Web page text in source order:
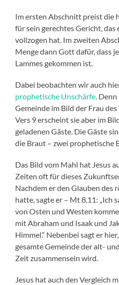
Im ersten Abschnitt preist die
für sein gerechtes Gericht, das
vollzogen hat. Im zweiten
Menge dann Gott dafür, dass
Lammes gekommen ist.
Dabei beobachten wir auch
prophetische Unschärfe .
Gemeinde im Bild der Frau
Vers 9 erscheint sie aber im
geladenen Gäste. Die Gäste
die Braut – zwei prophetische
Das Bild vom Mahl hat Jesus
Zeiten oft für dieses
Nachdem er den Glauben des
hatte, sagte er – Mt 8,11: „Ich
von Osten und Westen
mit Abraham und Isaak und
Himmel.“ Nebenbei sagt er
gesamte Gemeinde der alt-
Zeit zusammensein wird.
Jesus hat auch den Vergleich